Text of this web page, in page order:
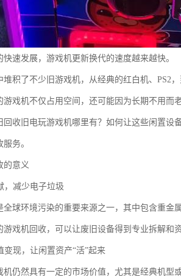
快速发展，游戏机更新换代的速度越来越快。
积了不少旧游戏机，从经典的红白机、PS2，
游戏机不仅占用空间，还可能因为长期不用而老
回收旧电玩游戏机哪里有？如何让这些闲置设
务。
的意义
，减少电子垃圾
全球环境污染的重要来源之一，其中包含重金
游戏机回收，可以让废旧设备得到专业拆解和
变现，让闲置资产“活”起来
机仍然具有一定的市场价值，尤其是经典机型